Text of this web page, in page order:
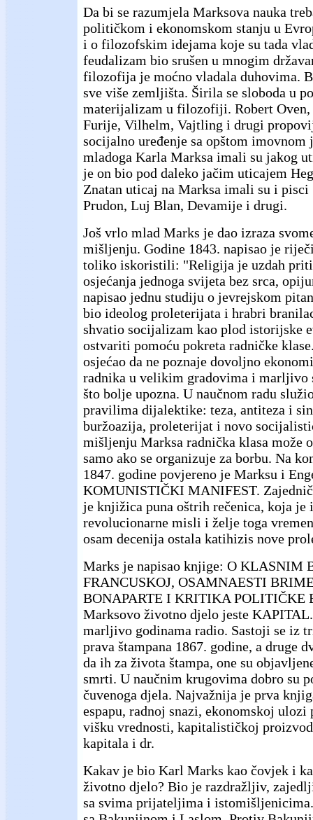
Da bi se razumjela Marksova nauka
političkom i ekonomskom stanju u
i o filozofskim idejama koje su tada
feudalizam bio srušen u mnogim
filozofija je moćno vladala duhovima.
sve više zemljišta. Širila se sloboda u
materijalizam u filozofiji. Robert Oven,
Furije, Vilhelm, Vajtling i drugi
socijalno uređenje sa opštom imovnom
mladoga Karla Marksa imali su jakog
je on bio pod daleko jačim uticajem
Znatan uticaj na Marksa imali su i pisci
Prudon, Luj Blan, Devamije i drugi.
Još vrlo mlad Marks je dao izraza
mišljenju. Godine 1843. napisao je
toliko iskoristili: "Religija je uzdah
osjećanja jednoga svijeta bez srca,
napisao jednu studiju o jevrejskom
bio ideolog proleterijata i hrabri
shvatio socijalizam kao plod istorijske
ostvariti pomoću pokreta radničke
osjećao da ne poznaje dovoljno
radnika u velikim gradovima i marljivo
što bolje upozna. U naučnom radu
pravilima dijalektike: teza, antiteza i
buržoazija, proleterijat i novo
mišljenju Marksa radnička klasa može
samo ako se organizuje za borbu. Na
1847. godine povjereno je Marksu i
KOMUNISTIČKI MANIFEST.
je knjižica puna oštrih rečenica, koja je
revolucionarne misli i želje toga
osam decenija ostala katihizis nove
Marks je napisao knjige: O KLASNIM
FRANCUSKOJ, OSAMNAESTI
BONAPARTE I KRITIKA POLITIČKE
Marksovo životno djelo jeste
marljivo godinama radio. Sastoji se iz
prava štampana 1867. godine, a druge
da ih za života štampa, one su
smrti. U naučnim krugovima dobro su
čuvenoga djela. Najvažnija je prva
espapu, radnoj snazi, ekonomskoj ulozi
višku vrednosti, kapitalističkoj
kapitala i dr.
Kakav je bio Karl Marks kao čovjek i
životno djelo? Bio je razdražljiv,
sa svima prijateljima i